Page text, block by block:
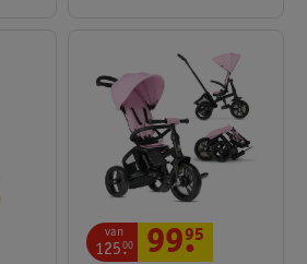
van
125.
00 99.
95